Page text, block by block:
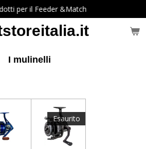
per il Feeder &Match
I mulinelli
Esaurito